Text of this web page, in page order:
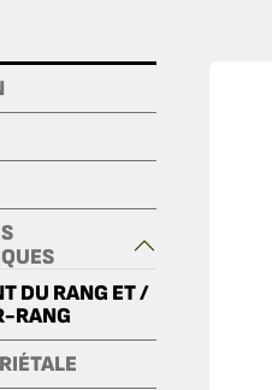
DU RANG ET /
RANG